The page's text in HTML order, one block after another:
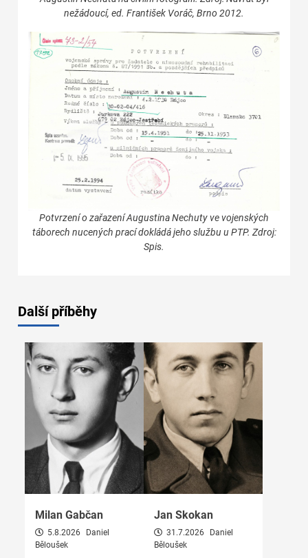
nežádoucí, ed. František Voráč, Brno 2012.
Potvrzení o zařazení Augustina Nechuty ve vojenských
táborech nucených prací dokládá jeho službu u PTP. Zdroj:
Spis.
Další příběhy
Milan Gabčan
5.8.2026
Daniel
Běloušek
Jan Skokan
31.7.2026
Daniel
Běloušek